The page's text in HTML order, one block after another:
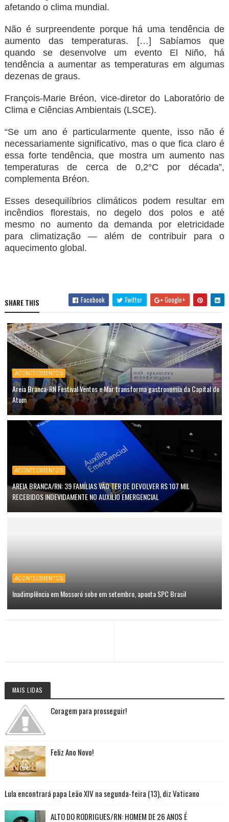
afetando o clima mundial.
Não é surpreendente porque há uma tendência de
aumento das temperaturas. […] Sabíamos que
quando se desenvolve um evento El Niño, há
tendência a aumentar as temperaturas em algumas
dezenas de graus.
François-Marie Bréon, vice-diretor do Laboratório de
Clima e Ciências Ambientais (LSCE).
“Se um ano é particularmente quente, isso não é
necessariamente significativo, mas o que fica claro é
essa forte tendência, que mostra um aumento nas
temperaturas de cerca de 0,2°C por década”,
complementa Bréon.
Esses desequilíbrios climáticos podem resultar em
incêndios florestais, no degelo dos polos e até
mesmo no aumento da demanda por eletricidade
para climatização — além de contribuir para o
aquecimento global.
SHARE THIS Facebook Twitter Google+
ACONTECIMENTOS
Areia Branca-RN Festival Ventos e Mar transforma gastronomia da Capital do
Atum
ACONTECIMENTOS
AREIA BRANCA/RN: 39 FAMÍLIAS VÃO TER DE DEVOLVER R$ 107 MIL
RECEBIDOS INDEVIDAMENTE NO AUXÍLIO EMERGENCIAL
ACONTECIMENTOS
Inadimplência em Mossoró sobe em setembro, aponta SPC Brasil
MAIS LIDAS
Coragem para prosseguir!
Feliz Ano Novo!
Lula encontrará papa Leão XIV na segunda-feira (13), diz Vaticano
ALTO DO RODRIGUES/RN: HOMEM DE 26 ANOS É